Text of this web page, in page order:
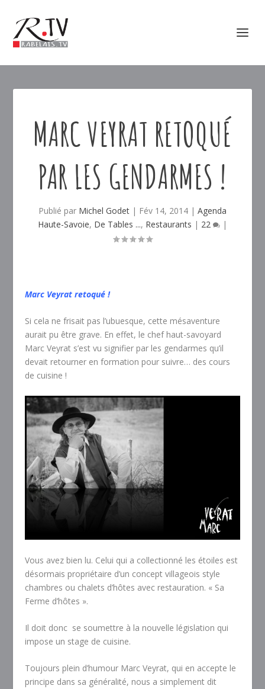
MARC VEYRAT RETOQUÉ
PAR LES GENDARMES !
Publié par Michel Godet | Fév 14, 2014 | Agenda
Haute-Savoie, De Tables ..., Restaurants | 22 |
Marc Veyrat retoqué !
Si cela ne frisait pas l’ubuesque, cette mésaventure
aurait pu être grave. En effet, le chef haut-savoyard
Marc Veyrat s’est vu signifier par les gendarmes qu’il
devait retourner en formation pour suivre… des cours
de cuisine !
Vous avez bien lu. Celui qui a collectionné les étoiles est
désormais propriétaire d’un concept villageois style
chambres ou chalets d’hôtes avec restauration. « Sa
Ferme d’hôtes ».
Il doit donc se soumettre à la nouvelle législation qui
impose un stage de cuisine.
Toujours plein d’humour Marc Veyrat, qui en accepte le
principe dans sa généralité, nous a simplement dit